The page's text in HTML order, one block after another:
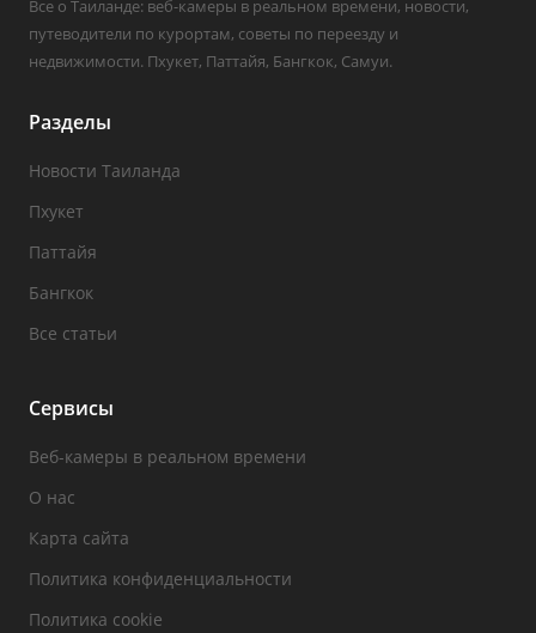
Все о Таиланде: веб-камеры в реальном времени, новости,
путеводители по курортам, советы по переезду и
недвижимости. Пхукет, Паттайя, Бангкок, Самуи.
Разделы
Новости Таиланда
Пхукет
Паттайя
Бангкок
Все статьи
Сервисы
Веб-камеры в реальном времени
О нас
Карта сайта
Политика конфиденциальности
Политика cookie